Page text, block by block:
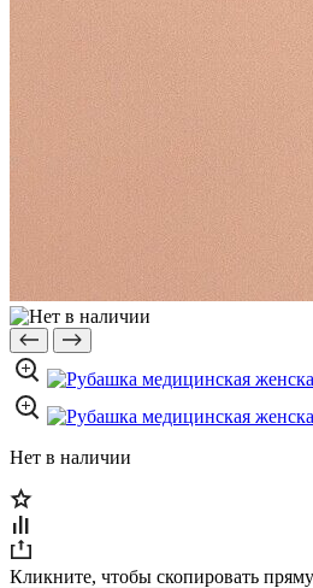
Нет в наличии
Кликните, чтобы скопировать